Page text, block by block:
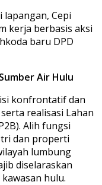
Cepi
kerja berbasis aksi
baru DPD
Air Hulu
konfrontatif dan
realisasi Lahan
Alih fungsi
dan properti
lumbung
diselaraskan
hulu.